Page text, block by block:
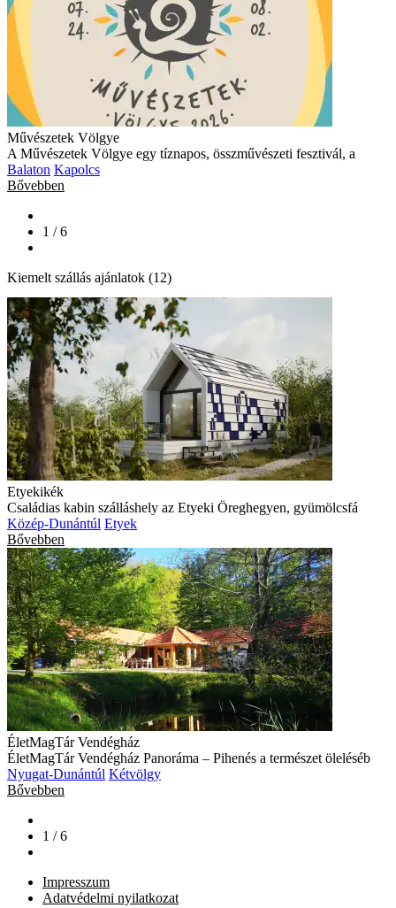
Művészetek Völgye
A Művészetek Völgye egy tíznapos, összművészeti fesztivál, a
Balaton Kapolcs
Bővebben
1 / 6
Kiemelt szállás ajánlatok (12)
Etyekikék
Családias kabin szálláshely az Etyeki Öreghegyen, gyümölcsfá
Közép-Dunántúl Etyek
Bővebben
ÉletMagTár Vendégház
ÉletMagTár Vendégház Panoráma – Pihenés a természet öleléséb
Nyugat-Dunántúl Kétvölgy
Bővebben
1 / 6
Impresszum
Adatvédelmi nyilatkozat